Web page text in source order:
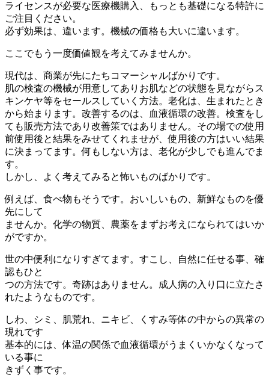
ライセンスが必要な医療機購入、もっとも基礎になる特許に
ご注目ください。
必ず効果は、違います。機械の価格も大いに違います。
ここでもう一度価値観を考えてみませんか。
現代は、商業が先にたちコマーシャルばかりです。
肌の検査の機械が用意してありお肌などの状態を見ながらス
キンケヤ等をセールスしていく方法。老化は、生まれたとき
から始まります。改善するのは、血液循環の改善。検査をし
ても販売方法であり改善策ではありません。その場での使用
前使用後と結果をみせてくれませが、使用後の方はいい結果
に決まってます。何もしない方は、老化が少しでも進んでま
す。
しかし、よく考えてみると怖いものばかりです。
例えば、食べ物もそうです。おいしいもの、新鮮なものを優
先にして
ませんか。化学の物質、農薬をまずお考えになられてはいか
がですか。
世の中便利になりすぎてます。すこし、自然に任せる事、確
認もひと
つの方法です。奇跡はありません。成人病の入り口に立たさ
れたようなものです。
しわ、シミ、肌荒れ、ニキビ、くすみ等体の中からの異常の
現れです
基本的には、体温の関係で血液循環がうまくいかなくなって
いる事に
きずく事です。